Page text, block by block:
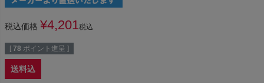
税込価格 ¥4,201税込
[ 78 ポイント進呈 ]
送料込